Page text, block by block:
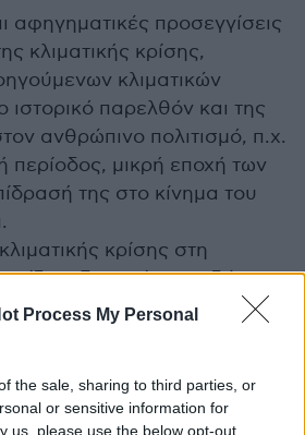
Process My Personal
the sale, sharing to third parties, or
or sensitive information for
us, please use the below opt-out
αφηγηματικές προσεγγίσεις
κλιματικής κρίσης,
κλιματικών
παρελθόν και της
ανθρώπινο πολιτισμό, π.χ.
περίοδος, μικρή εποχή των
της στο κίνημα του
κρίσης στη
εξαφανίσεις ειδών
της κλιματικής κρίσης
απώλεια
ανάδυση νέων,